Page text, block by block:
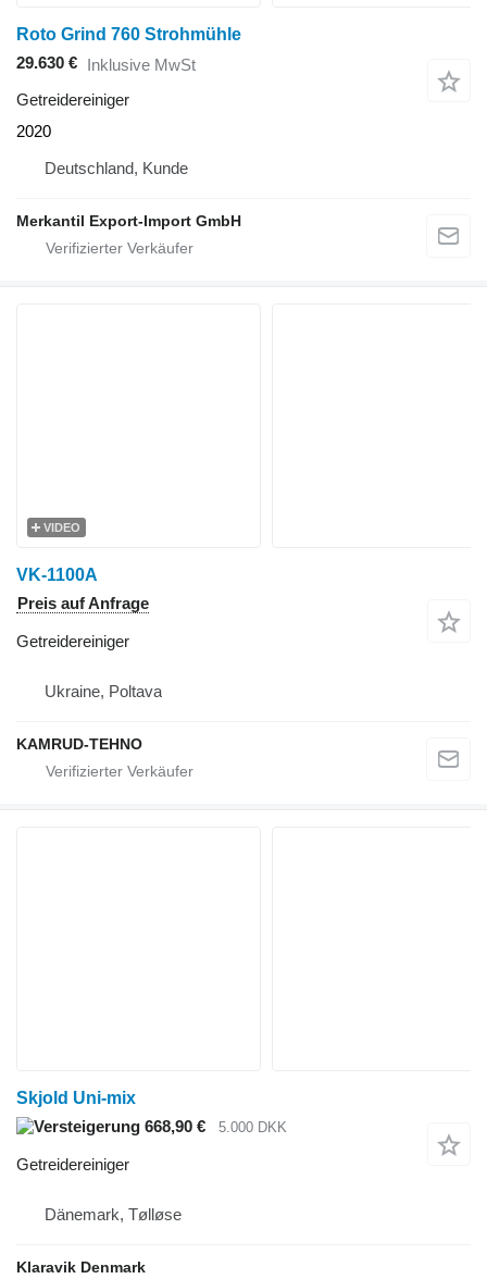
Roto Grind 760 Strohmühle
29.630 € Inklusive MwSt
Getreidereiniger
2020
Deutschland, Kunde
Merkantil Export-Import GmbH
VIDEO
VK-1100A
Preis auf Anfrage
Getreidereiniger
Ukraine, Poltava
KAMRUD-TEHNO
Skjold Uni-mix
668,90 €
5.000 DKK
Getreidereiniger
Dänemark, Tølløse
Klaravik Denmark